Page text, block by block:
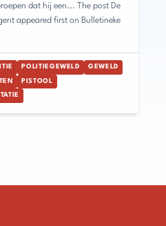
dat hij een... The post De
appeared first on Bulletineke
POLITIEGEWELD GEWELD
PISTOOL